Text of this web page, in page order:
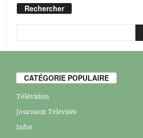
Rechercher
CATÉGORIE POPULAIRE
Télévision
Journaux Télévisés
Infos